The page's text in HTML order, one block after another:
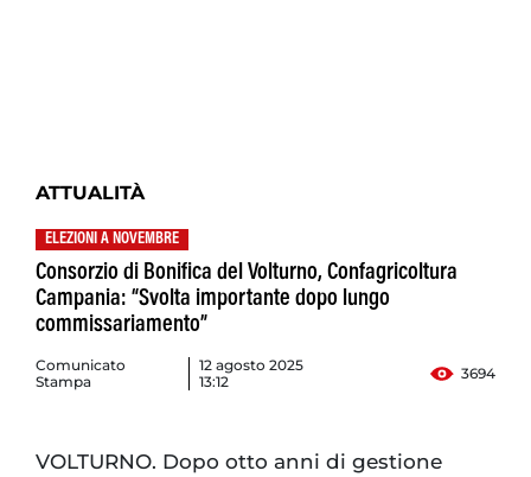
ATTUALITÀ
ELEZIONI A NOVEMBRE
Consorzio di Bonifica del Volturno, Confagricoltura
Campania: “Svolta importante dopo lungo
commissariamento”
Comunicato
Stampa
12 agosto 2025
13:12
3694
VOLTURNO. Dopo otto anni di gestione